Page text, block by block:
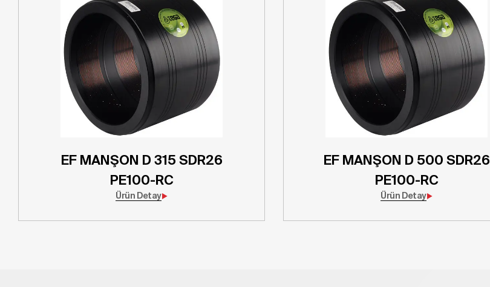
EF MANŞON D 315 SDR26
PE100-RC
Ürün Detay
EF MANŞON D 500 SDR26
PE100-RC
Ürün Detay